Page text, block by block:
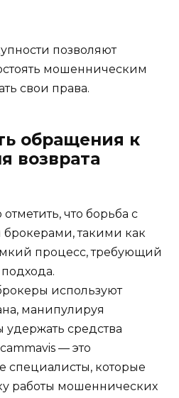
позволяют
мошенническим
свои права.
обращения к
возврата
что борьба с
такими как
процесс, требующий
используют
манипулируя
средства
— это
которые
работы мошеннических